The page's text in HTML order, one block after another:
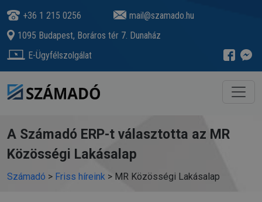
+36 1 215 0256
mail@szamado.hu
1095 Budapest, Boráros tér 7. Dunaház
E-Ügyfélszolgálat
A Számadó ERP-t választotta az MR
Közösségi Lakásalap
Számadó > Friss híreink > MR Közösségi Lakásalap